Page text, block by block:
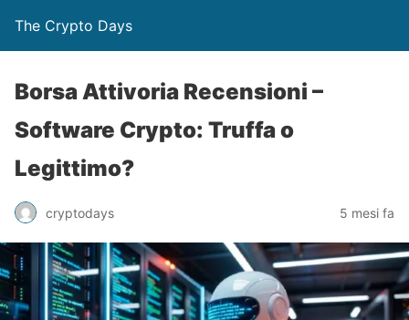
The Crypto Days
Borsa Attivoria Recensioni –
Software Crypto: Truffa o
Legittimo?
cryptodays 5 mesi fa